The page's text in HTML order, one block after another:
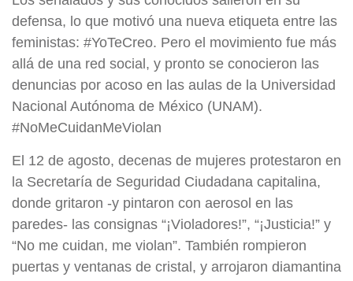
defensa, lo que motivó una nueva etiqueta entre las
feministas: #YoTeCreo. Pero el movimiento fue más
allá de una red social, y pronto se conocieron las
denuncias por acoso en las aulas de la Universidad
Nacional Autónoma de México (UNAM).
#NoMeCuidanMeViolan
El 12 de agosto, decenas de mujeres protestaron en
la Secretaría de Seguridad Ciudadana capitalina,
donde gritaron -y pintaron con aerosol en las
paredes- las consignas “¡Violadores!”, “¡Justicia!” y
“No me cuidan, me violan”. También rompieron
puertas y ventanas de cristal, y arrojaron diamantina